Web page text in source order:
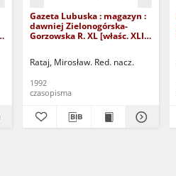
Gazeta Lubuska : magazyn :
dawniej Zielonogórska-
Gorzowska R. XL [właśc. XLI],
Rataj, Mirosław. Red. nacz.
1992
czasopisma